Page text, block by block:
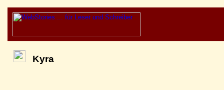
Kyra